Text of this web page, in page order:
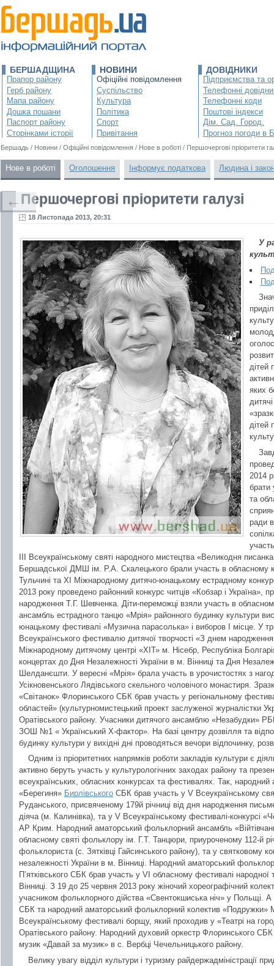
БЕРШАДЩИНА
Прапор району
Герб району
Мапа району
Дошка пошани
Паспорт району
Сторінками історії
НОВИНИ
Офіційні повідомлення
Суспільство
Культура
Політика
Спорт
Привітання
ДОВІДНИКИ
Підприємства та
Телефонні
Телефонні коди
Поштові індекси
Дім. Сад. Город.
Прогноз погоди в
Бершадь / Новини / Офіційні повідомлення / Нове в роботі / Першочергові пріоритети
Нове в роботі Оголошення Інформує податкова Людина і
Першочергові пріоритети галузі
18 Листопада 2013, 20:31
У
дітей
яких
дітей
2014
брати
та
ради
ІІІ Всеукраїнському святі народного мистецтва «Великодня
Бершадської ДМШ ім. Р.А. Скалецького брали участь в обласному
Тульчині та ХІ Міжнародному дитячо-юнацькому естрадному
2013 року проведено районний конкурс читців «Кобзар і Україна»,
народження Т.Г. Шевченка. Діти-переможці взяли участь в
ансамбль естрадного танцю «Мрія» районного будинку культури
юнацькому фестивалі «Музична парасолька» і виборов І місце. У
Всеукраїнського фестивалю дитячої творчості «З днем
Міжнародному дитячому центрі «ХІТ» м. Нісебр, Республіка
концертах до Дня Незалежності України в м. Вінниці та Дня
Шелданєшти. У вересні «Мрія» брала участь в урочистостях з
Усікновенського Лядівського скельного чоловічого монастиря.
«Світанок» Флоринського СБК брав участь у регіональному
областей» (культурномистецький проект заслуженої журналістки
Оратівського району. Учасники дитячого ансамблю «Незабудки»
ЗОШ №1 « Український Х-фактор». На базі центру дозвілля та
будинку культури у вихідні дні проводяться вечори відпочинку,
Одним із пріоритетних напрямків роботи закладів культури є
активно беруть участь у культурологічних заходах району та
всеукраїнських, обласних конкурсах та фестивалях. Так,
«Берегиня» Бирлівського СБК брав участь у V Всеукраїнському
Руданського, присвяченому 179й річниці від дня народження
діяча (м. Калинівка), та у V Всеукраїнському фестивалі-конкурсі
АР Крим. Народний аматорський фольклорний ансамбль
обласному святі фольклору ім. Г.Т. Танцюри, приуроченому 112-й
фольклориста (с. Зятківці Гайсинського району), та у святковому
незалежності України в м. Вінниці. Народний аматорський
П’ятківського СБК брав участь у VI обласному фестивалі
Вінниці. З 19 до 25 червня 2013 року жіночий хореографічний
учасником фольклорного дійства «Свентокшиська ніч» у Польщі.
СБК та народний аматорський фольклорний колектив «Подружки»
Всеукраїнському фестивалі борщу, який проходив у «Театрі на
Оратівського району. Народний духовий оркестр Флоринського
музик «Давай за музик» в с. Вербці Чечельницького району.
Велику увагу відділ культури і туризму райдержадміністрації
←